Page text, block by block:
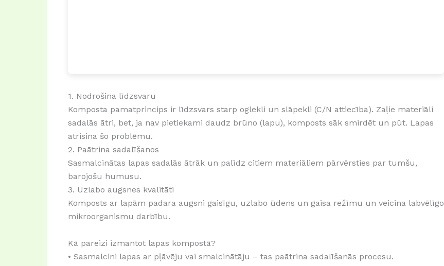
1. Nodrošina līdzsvaru
Komposta pamatprincips ir līdzsvars starp oglekli un slāpekli (C/N attiecība). Zaļie materiāli
sadalās ātri, bet, ja nav pietiekami daudz brūno (lapu), komposts sāk smirdēt un pūt. Lapas
atrisina šo problēmu.
2. Paātrina sadalīšanos
Sasmalcinātas lapas sadalās ātrāk un palīdz citiem materiāliem pārvērsties par tumšu,
barojošu humusu.
3. Uzlabo augsnes kvalitāti
Komposts ar lapām padara augsni gaisīgu, uzlabo ūdens un gaisa režīmu un veicina labvēlīgo
mikroorganismu darbību.
Kā pareizi izmantot lapas kompostā?
• Sasmalcini lapas ar pļāvēju vai smalcinātāju – tas paātrina sadalīšanās procesu.